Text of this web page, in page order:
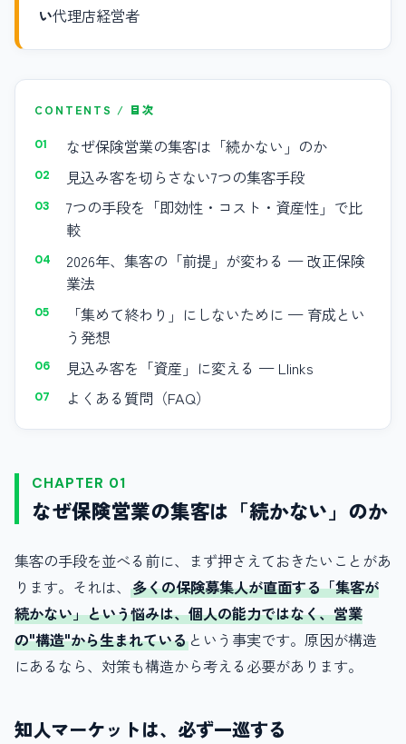
い代理店経営者
CONTENTS / 目次
なぜ保険営業の集客は「続かない」のか
見込み客を切らさない7つの集客手段
7つの手段を「即効性・コスト・資産性」で比
較
2026年、集客の「前提」が変わる — 改正保険
業法
「集めて終わり」にしないために — 育成とい
う発想
見込み客を「資産」に変える — Llinks
よくある質問（FAQ）
CHAPTER 01
なぜ保険営業の集客は「続かない」のか
集客の手段を並べる前に、まず押さえておきたいことがあ
ります。それは、 多くの保険募集人が直面する「集客が
続かない」という悩みは、個人の能力ではなく、営業
の"構造"から生まれている という事実です。原因が構造
にあるなら、対策も構造から考える必要があります。
知人マーケットは、必ず一巡する